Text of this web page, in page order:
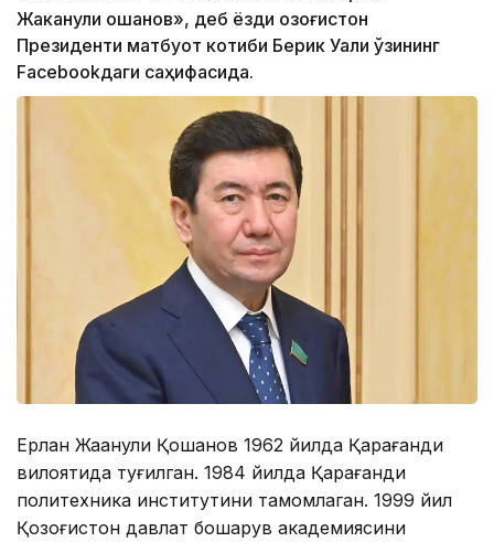
Жаканули Қошанов», деб ёзди Қозоғистон
Президенти матбуот котиби Берик Уали ўзининг
Facebookдаги саҳифасида.
Ерлан Жақанули Қошанов 1962 йилда Қарағанди
вилоятида туғилган. 1984 йилда Қарағанди
политехника институтини тамомлаган. 1999 йил
Қозоғистон давлат бошқарув академиясини